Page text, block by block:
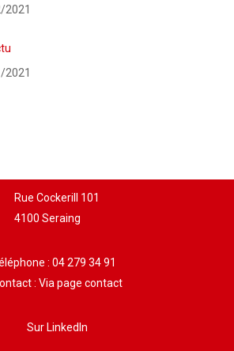
2021
2021
Rue Cockerill 101
4100 Seraing
: 04 279 34 91
: Via page contact
Sur LinkedIn